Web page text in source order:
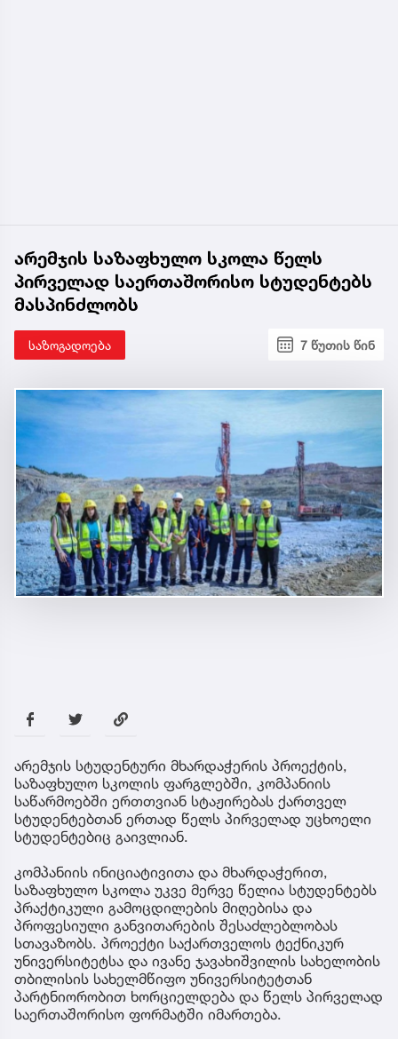
არემჯის საზაფხულო სკოლა წელს
პირველად საერთაშორისო სტუდენტებს
მასპინძლობს
საზოგადოება 7 წუთის წინ
არემჯის სტუდენტური მხარდაჭერის პროექტის,
საზაფხულო სკოლის ფარგლებში, კომპანიის
საწარმოებში ერთთვიან სტაჟირებას ქართველ
სტუდენტებთან ერთად წელს პირველად უცხოელი
სტუდენტებიც გაივლიან.
კომპანიის ინიციატივითა და მხარდაჭერით,
საზაფხულო სკოლა უკვე მერვე წელია სტუდენტებს
პრაქტიკული გამოცდილების მიღებისა და
პროფესიული განვითარების შესაძლებლობას
სთავაზობს. პროექტი საქართველოს ტექნიკურ
უნივერსიტეტსა და ივანე ჯავახიშვილის სახელობის
თბილისის სახელმწიფო უნივერსიტეტთან
პარტნიორობით ხორციელდება და წელს პირველად
საერთაშორისო ფორმატში იმართება.